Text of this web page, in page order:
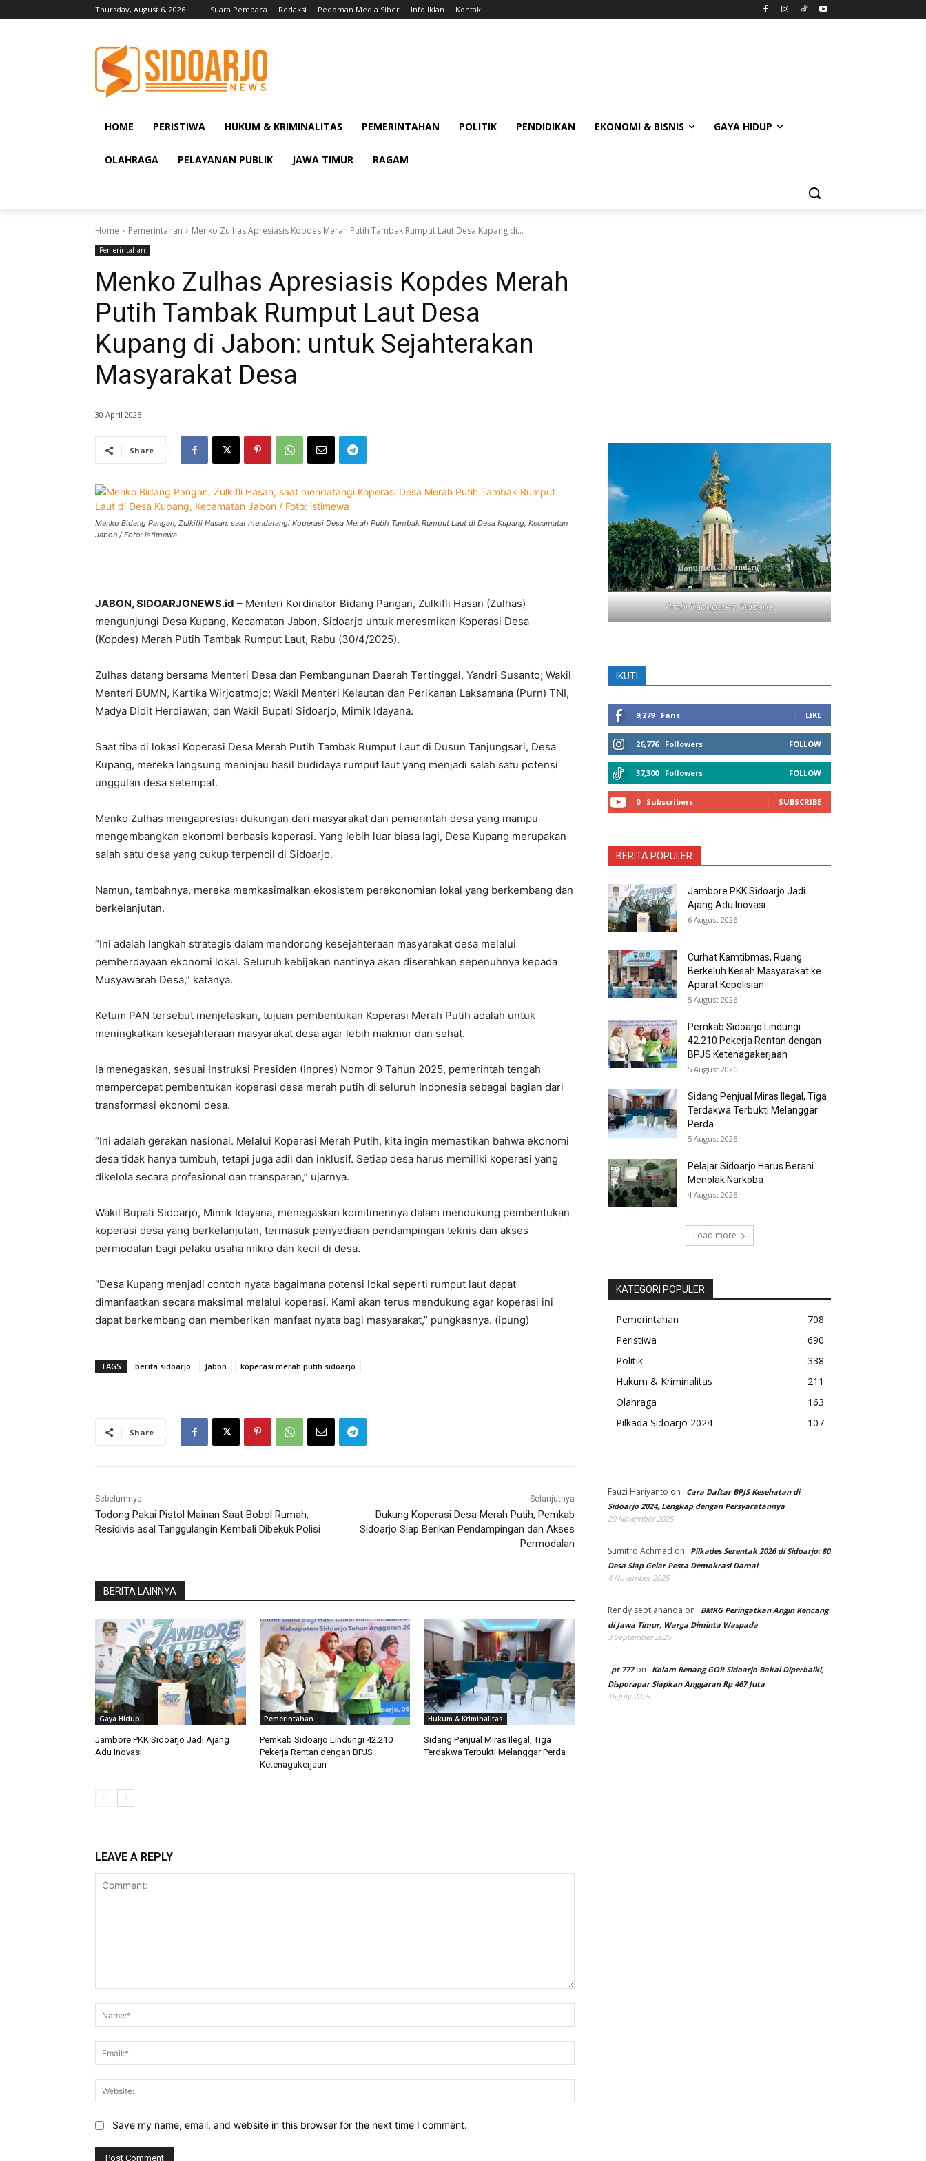
Thursday, August 6, 2026 Suara Pembaca Redaksi Pedoman Media Siber Info Iklan Kontak
HOME PERISTIWA HUKUM & KRIMINALITAS PEMERINTAHAN POLITIK PENDIDIKAN EKONOMI & BISNIS GAYA HIDUP
OLAHRAGA PELAYANAN PUBLIK JAWA TIMUR RAGAM
Home Pemerintahan Menko Zulhas Apresiasis Kopdes Merah Putih Tambak Rumput Laut Desa Kupang di...
Pemerintahan
Menko Zulhas Apresiasis Kopdes Merah
Putih Tambak Rumput Laut Desa
Kupang di Jabon: untuk Sejahterakan
Masyarakat Desa
30 April 2025
Share
Menko Bidang Pangan, Zulkifli Hasan, saat mendatangi Koperasi Desa Merah Putih Tambak Rumput Laut di Desa Kupang, Kecamatan
Jabon / Foto: istimewa
JABON, SIDOARJONEWS.id – Menteri Kordinator Bidang Pangan, Zulkifli Hasan (Zulhas)
mengunjungi Desa Kupang, Kecamatan Jabon, Sidoarjo untuk meresmikan Koperasi Desa
(Kopdes) Merah Putih Tambak Rumput Laut, Rabu (30/4/2025).
Zulhas datang bersama Menteri Desa dan Pembangunan Daerah Tertinggal, Yandri Susanto; Wakil
Menteri BUMN, Kartika Wirjoatmojo; Wakil Menteri Kelautan dan Perikanan Laksamana (Purn) TNI,
Madya Didit Herdiawan; dan Wakil Bupati Sidoarjo, Mimik Idayana.
Saat tiba di lokasi Koperasi Desa Merah Putih Tambak Rumput Laut di Dusun Tanjungsari, Desa
Kupang, mereka langsung meninjau hasil budidaya rumput laut yang menjadi salah satu potensi
unggulan desa setempat.
Menko Zulhas mengapresiasi dukungan dari masyarakat dan pemerintah desa yang mampu
mengembangkan ekonomi berbasis koperasi. Yang lebih luar biasa lagi, Desa Kupang merupakan
salah satu desa yang cukup terpencil di Sidoarjo.
Namun, tambahnya, mereka memkasimalkan ekosistem perekonomian lokal yang berkembang dan
berkelanjutan.
“Ini adalah langkah strategis dalam mendorong kesejahteraan masyarakat desa melalui
pemberdayaan ekonomi lokal. Seluruh kebijakan nantinya akan diserahkan sepenuhnya kepada
Musyawarah Desa,” katanya.
Ketum PAN tersebut menjelaskan, tujuan pembentukan Koperasi Merah Putih adalah untuk
meningkatkan kesejahteraan masyarakat desa agar lebih makmur dan sehat.
Ia menegaskan, sesuai Instruksi Presiden (Inpres) Nomor 9 Tahun 2025, pemerintah tengah
mempercepat pembentukan koperasi desa merah putih di seluruh Indonesia sebagai bagian dari
transformasi ekonomi desa.
“Ini adalah gerakan nasional. Melalui Koperasi Merah Putih, kita ingin memastikan bahwa ekonomi
desa tidak hanya tumbuh, tetapi juga adil dan inklusif. Setiap desa harus memiliki koperasi yang
dikelola secara profesional dan transparan,” ujarnya.
Wakil Bupati Sidoarjo, Mimik Idayana, menegaskan komitmennya dalam mendukung pembentukan
koperasi desa yang berkelanjutan, termasuk penyediaan pendampingan teknis dan akses
permodalan bagi pelaku usaha mikro dan kecil di desa.
“Desa Kupang menjadi contoh nyata bagaimana potensi lokal seperti rumput laut dapat
dimanfaatkan secara maksimal melalui koperasi. Kami akan terus mendukung agar koperasi ini
dapat berkembang dan memberikan manfaat nyata bagi masyarakat,” pungkasnya. (ipung)
TAGS berita sidoarjo Jabon koperasi merah putih sidoarjo
Share
Sebelumnya
Todong Pakai Pistol Mainan Saat Bobol Rumah,
Residivis asal Tanggulangin Kembali Dibekuk Polisi
Selanjutnya
Dukung Koperasi Desa Merah Putih, Pemkab
Sidoarjo Siap Berikan Pendampingan dan Akses
Permodalan
BERITA LAINNYA
Gaya Hidup
Jambore PKK Sidoarjo Jadi Ajang
Adu Inovasi
Pemerintahan
Pemkab Sidoarjo Lindungi 42.210
Pekerja Rentan dengan BPJS
Ketenagakerjaan
Hukum & Kriminalitas
Sidang Penjual Miras Ilegal, Tiga
Terdakwa Terbukti Melanggar Perda
LEAVE A REPLY
Save my name, email, and website in this browser for the next time I comment.
Profil Kabupaten Sidoarjo
IKUTI
9,279 Fans LIKE
26,776 Followers FOLLOW
37,300 Followers FOLLOW
0 Subscribers SUBSCRIBE
BERITA POPULER
Jambore PKK Sidoarjo Jadi
Ajang Adu Inovasi
6 August 2026
Curhat Kamtibmas, Ruang
Berkeluh Kesah Masyarakat ke
Aparat Kepolisian
5 August 2026
Pemkab Sidoarjo Lindungi
42.210 Pekerja Rentan dengan
BPJS Ketenagakerjaan
5 August 2026
Sidang Penjual Miras Ilegal, Tiga
Terdakwa Terbukti Melanggar
Perda
5 August 2026
Pelajar Sidoarjo Harus Berani
Menolak Narkoba
4 August 2026
Load more
KATEGORI POPULER
Pemerintahan
708
Peristiwa
690
Politik
338
Hukum & Kriminalitas
211
Olahraga
163
Pilkada Sidoarjo 2024
107
Fauzi Hariyanto on
Cara Daftar BPJS Kesehatan di
Sidoarjo 2024, Lengkap dengan Persyaratannya
20 November 2025
Sumitro Achmad on
Pilkades Serentak 2026 di Sidoarjo: 80
Desa Siap Gelar Pesta Demokrasi Damai
4 November 2025
Rendy septiananda on
BMKG Peringatkan Angin Kencang
di Jawa Timur, Warga Diminta Waspada
3 September 2025
pt 777on
Kolam Renang GOR Sidoarjo Bakal Diperbaiki,
Disporapar Siapkan Anggaran Rp 467 Juta
16 July 2025